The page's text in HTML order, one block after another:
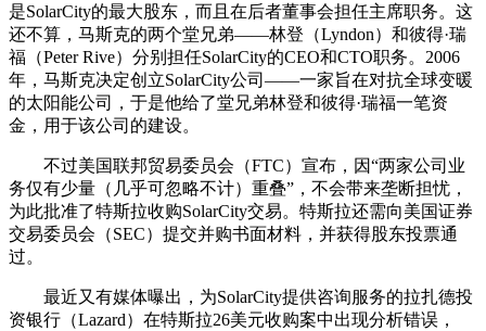
是SolarCity的最大股东，而且在后者董事会担任主席职务。这
还不算，马斯克的两个堂兄弟——林登（Lyndon）和彼得·瑞
福（Peter Rive）分别担任SolarCity的CEO和CTO职务。2006
年，马斯克决定创立SolarCity公司——一家旨在对抗全球变暖
的太阳能公司，于是他给了堂兄弟林登和彼得·瑞福一笔资
金，用于该公司的建设。
不过美国联邦贸易委员会（FTC）宣布，因“两家公司业
务仅有少量（几乎可忽略不计）重叠”，不会带来垄断担忧，
为此批准了特斯拉收购SolarCity交易。特斯拉还需向美国证券
交易委员会（SEC）提交并购书面材料，并获得股东投票通
过。
最近又有媒体曝出，为SolarCity提供咨询服务的拉扎德投
资银行（Lazard）在特斯拉26美元收购案中出现分析错误，